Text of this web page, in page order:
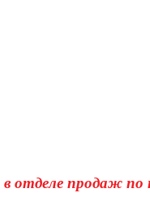
отделе продаж по